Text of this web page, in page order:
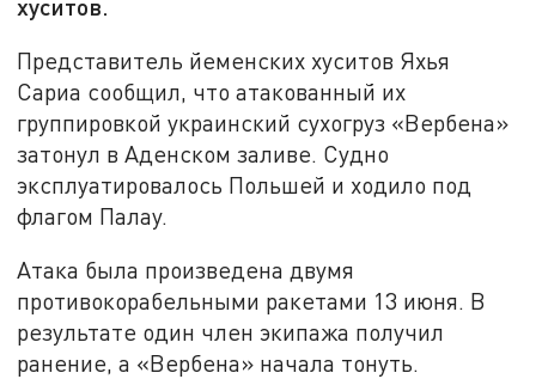
хуситов.
Представитель йеменских хуситов Яхья
Сариа сообщил, что атакованный их
группировкой украинский сухогруз «Вербена»
затонул в Аденском заливе. Судно
эксплуатировалось Польшей и ходило под
флагом Палау.
Атака была произведена двумя
противокорабельными ракетами 13 июня. В
результате один член экипажа получил
ранение, а «Вербена» начала тонуть.